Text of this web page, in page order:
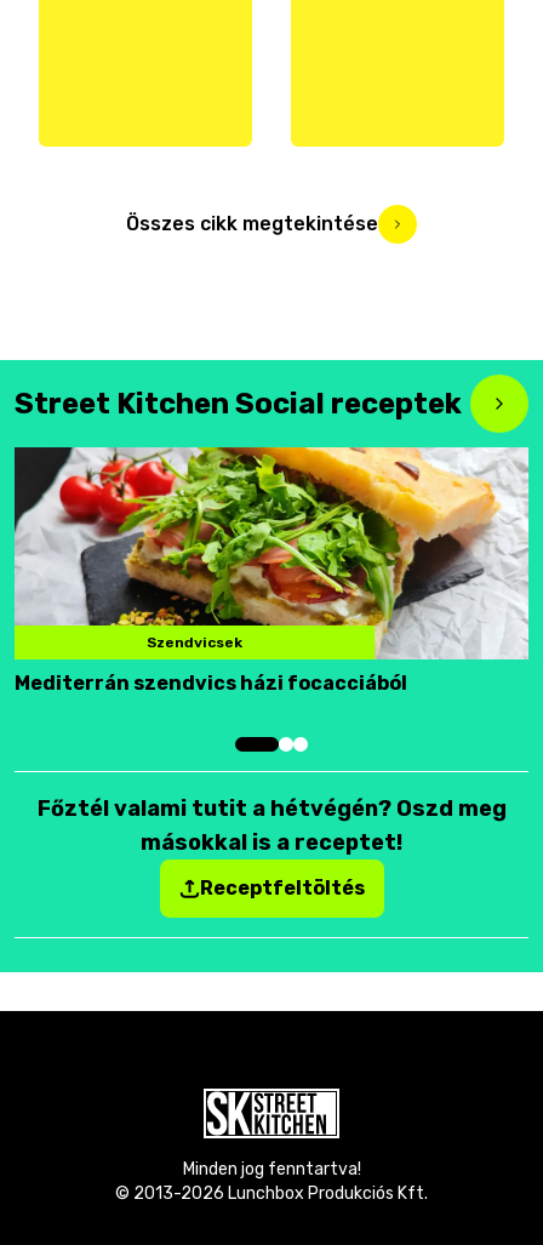
Összes cikk megtekintése
Street Kitchen Social receptek
Szendvicsek
Mediterrán szendvics házi focacciából
Főztél valami tutit a hétvégén? Oszd meg
másokkal is a receptet!
Receptfeltöltés
Minden jog fenntartva!
© 2013-2026 Lunchbox Produkciós Kft.